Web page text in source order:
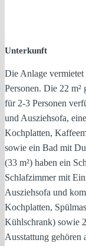
Unterkunft
Die Anlage
Personen. Die 22
für 2-3 Personen
und Ausziehsofa,
Kochplatten,
sowie ein Bad mit
(33 m²) haben ein
Schlafzimmer mit
Ausziehsofa und
Kochplatten,
Kühlschrank) sowie
Ausstattung